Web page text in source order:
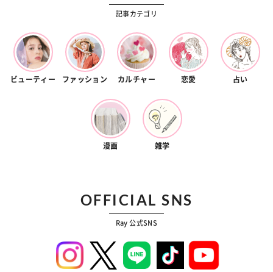
記事カテゴリ
ビューティー ファッション カルチャー 恋愛 占い
漫画 雑学
OFFICIAL SNS
Ray 公式SNS